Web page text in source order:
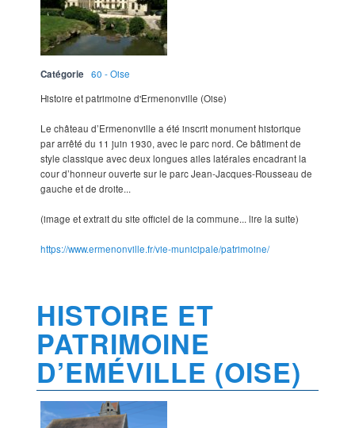
Catégorie
60 - Oise
Histoire et patrimoine d'Ermenonville (Oise)
Le château d’Ermenonville a été inscrit monument historique
par arrêté du 11 juin 1930, avec le parc nord. Ce bâtiment de
style classique avec deux longues ailes latérales encadrant la
cour d’honneur ouverte sur le parc Jean-Jacques-Rousseau de
gauche et de droite...
(image et extrait du site officiel de la commune... lire la suite)
https://www.ermenonville.fr/vie-municipale/patrimoine/
HISTOIRE ET
PATRIMOINE
D’EMÉVILLE (OISE)